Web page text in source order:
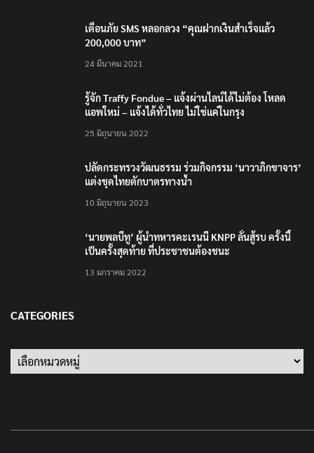
เตือนภัย SMS หลอกลวง “คุณฝากเงินสำเร็จแล้ว
200,000 บาท”
24 มีนาคม 2021
รู้จัก Traffy Fondue – แจ้งผ่านไลน์ได้ไม่ต้อง โหลด
แอพใหม่ – แจ้งได้ทั่วไทย ไม่ใช่แค่ในกรุง
25 มิถุนายน 2022
ปลัดกระทรวงวัฒนธรรม ร่วมกิจกรรม ‘นาวาภิกขาจาร’
แต่งชุดไทยตักบาตรทางน้ำ
10 มิถุนายน 2023
‘นายพลบีทู’ ผู้นำทหารคะเรนนี KNPP ลั่นสู้รบ ครั้งนี้
เป็นครั้งสุดท้าย ที่ประชาชนต้องชนะ
13 มกราคม 2022
CATEGORIES
Categories